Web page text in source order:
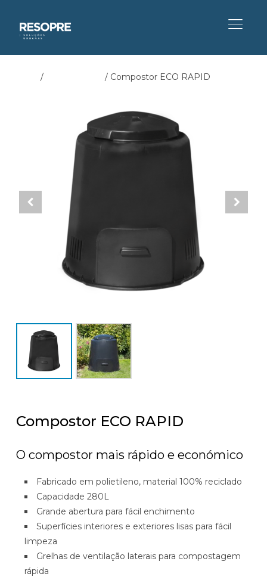
/ / Compostor ECO RAPID
Compostor ECO RAPID
O compostor mais rápido e económico
Fabricado em polietileno, material 100% reciclado
Capacidade 280L
Grande abertura para fácil enchimento
Superfícies interiores e exteriores lisas para fácil
limpeza
Grelhas de ventilação laterais para compostagem
rápida